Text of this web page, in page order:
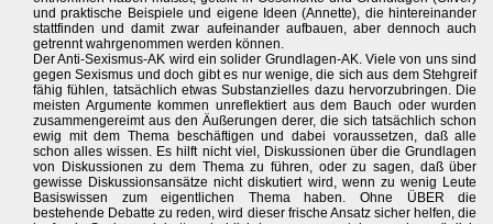
und praktische Beispiele und eigene Ideen (Annette), die hintereinander
stattfinden und damit zwar aufeinander aufbauen, aber dennoch auch
getrennt wahrgenommen werden können.
Der Anti-Sexismus-AK wird ein solider Grundlagen-AK. Viele von uns sind
gegen Sexismus und doch gibt es nur wenige, die sich aus dem Stehgreif
fähig fühlen, tatsächlich etwas Substanzielles dazu hervorzubringen. Die
meisten Argumente kommen unreflektiert aus dem Bauch oder wurden
zusammengereimt aus den Äußerungen derer, die sich tatsächlich schon
ewig mit dem Thema beschäftigen und dabei voraussetzen, daß alle
schon alles wissen. Es hilft nicht viel, Diskussionen über die Grundlagen
von Diskussionen zu dem Thema zu führen, oder zu sagen, daß über
gewisse Diskussionsansätze nicht diskutiert wird, wenn zu wenig Leute
Basiswissen zum eigentlichen Thema haben. Ohne ÜBER die
bestehende Debatte zu reden, wird dieser frische Ansatz sicher helfen, die